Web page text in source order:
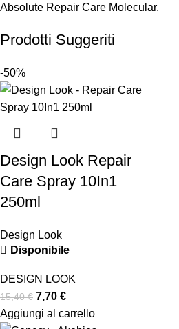
Absolute Repair Care Molecular.
Prodotti Suggeriti
-50%
Design Look Repair
Care Spray 10In1
250ml
Design Look
Disponibile
DESIGN LOOK
15,40€ 7,70 €
Aggiungi al carrello